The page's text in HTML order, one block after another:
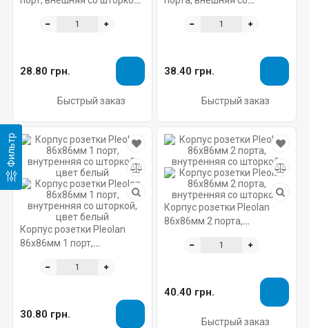
Фильтр
28.80 грн.
Быстрый заказ
38.40 грн.
Быстрый заказ
Корпус розетки Pleolan
86х86мм 1 порт,
цвет белый
30.80 грн.
Корпус розетки Pleolan
86х86мм 2 порта,
40.40 грн.
Быстрый заказ